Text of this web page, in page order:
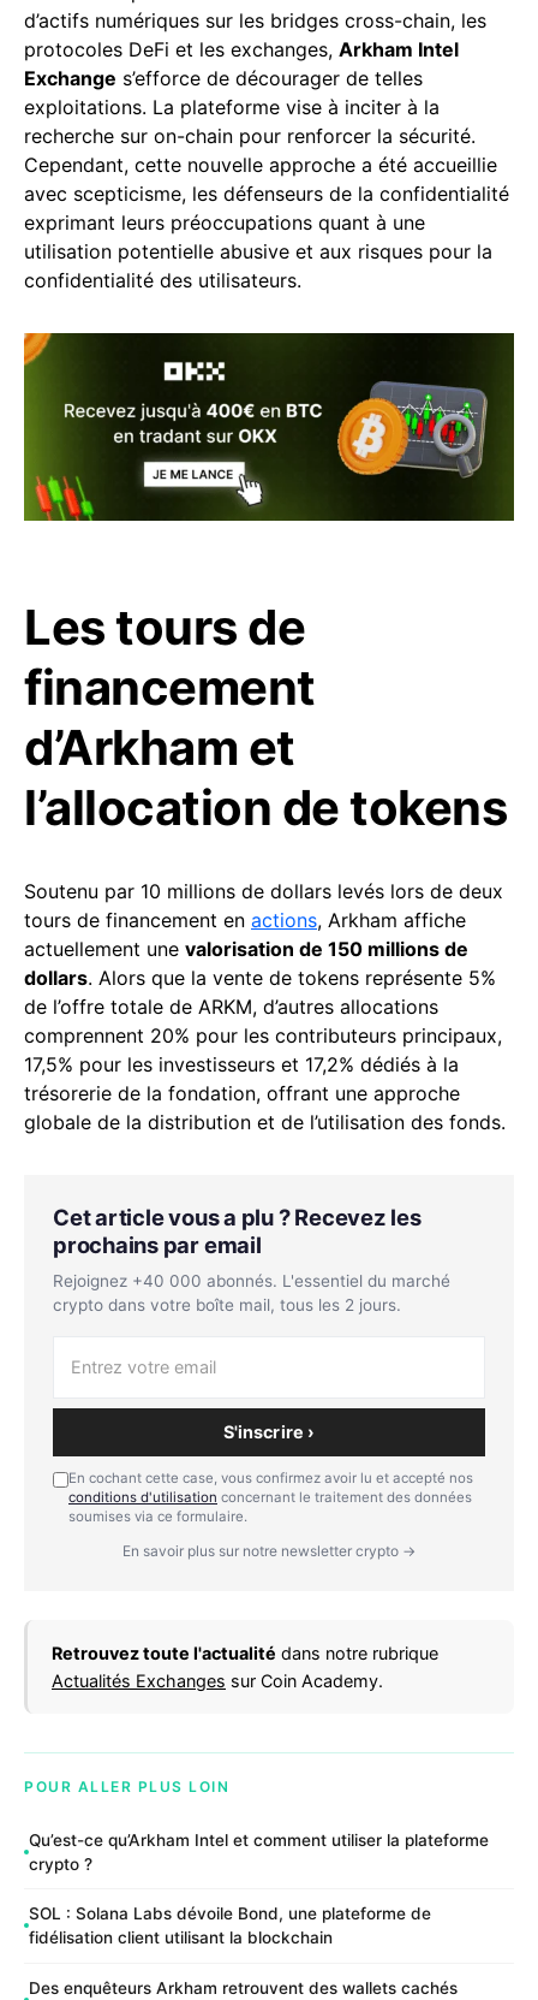
d’actifs numériques sur les bridges cross-chain, les
protocoles DeFi et les exchanges, Arkham Intel
Exchange s’efforce de décourager de telles
exploitations. La plateforme vise à inciter à la
recherche sur on-chain pour renforcer la sécurité.
Cependant, cette nouvelle approche a été accueillie
avec scepticisme, les défenseurs de la confidentialité
exprimant leurs préoccupations quant à une
utilisation potentielle abusive et aux risques pour la
confidentialité des utilisateurs.
Les tours de
financement
d’Arkham et
l’allocation de tokens
Soutenu par 10 millions de dollars levés lors de deux
tours de financement en actions, Arkham affiche
actuellement une valorisation de 150 millions de
dollars. Alors que la vente de tokens représente 5%
de l’offre totale de ARKM, d’autres allocations
comprennent 20% pour les contributeurs principaux,
17,5% pour les investisseurs et 17,2% dédiés à la
trésorerie de la fondation, offrant une approche
globale de la distribution et de l’utilisation des fonds.
Cet article vous a plu ? Recevez les
prochains par email
Rejoignez +40 000 abonnés. L'essentiel du marché
crypto dans votre boîte mail, tous les 2 jours.
S'inscrire ›
En cochant cette case, vous confirmez avoir lu et accepté nos
conditions d'utilisation concernant le traitement des données
soumises via ce formulaire.
En savoir plus sur notre newsletter crypto →
Retrouvez toute l'actualité dans notre rubrique
Actualités Exchanges sur Coin Academy.
POUR ALLER PLUS LOIN
Qu’est-ce qu’Arkham Intel et comment utiliser la plateforme
crypto ?
SOL : Solana Labs dévoile Bond, une plateforme de
fidélisation client utilisant la blockchain
Des enquêteurs Arkham retrouvent des wallets cachés